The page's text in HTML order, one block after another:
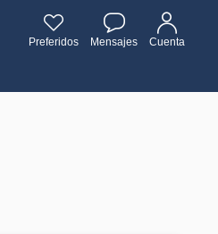
Preferidos Mensajes Cuenta